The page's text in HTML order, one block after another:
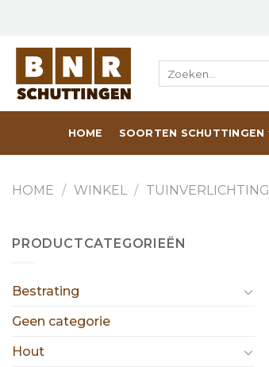
content
HOME SOORTEN SCHUTTINGEN
HOME / WINKEL / TUINVERLICHTING
PRODUCTCATEGORIEËN
Bestrating
Geen categorie
Hout